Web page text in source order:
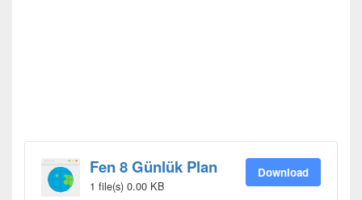
Fen 8 Günlük Plan
1 file(s) 0.00 KB
Download